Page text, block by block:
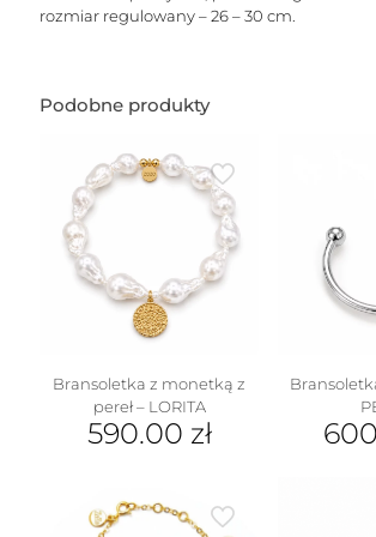
rozmiar regulowany – 26 – 30 cm.
Podobne produkty
Bransoletka z monetką z
pereł – LORITA
590.00 zł